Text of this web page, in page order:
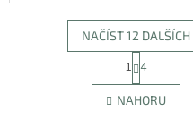
O
v
l
NAČÍST 12 DALŠÍCH
S
t
r
á
n
1 4
NAHORU